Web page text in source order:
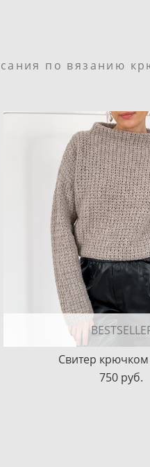
по вязанию
Свитер крючком
750 pуб.